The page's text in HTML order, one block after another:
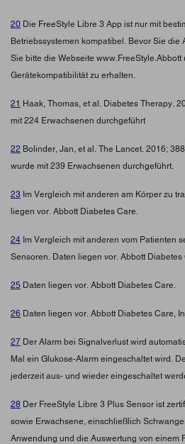
20 Die FreeStyle Libre 3 App ist nur mit
Betriebssystemen kompatibel. Bevor Sie die
Sie bitte die Webseite
Gerätekompatibilität zu erhalten.
21 Haak, Thomas, et al. Diabetes Therapy.
mit 224 Erwachsenen durchgeführt
22 Bolinder, Jan, et al. The Lancet. 2016;
wurde mit 239 Erwachsenen durchgeführt.
23 Im Vergleich mit anderen am Körper zu
liegen vor. Abbott Diabetes Care.
24 Im Vergleich mit anderen vom Patienten
Sensoren. Daten liegen vor. Abbott Diabetes
25 Daten liegen vor. Abbott Diabetes Care.
26 Daten liegen vor. Abbott Diabetes Care,
27 Der Alarm bei Signalverlust wird
Mal ein Glukose-Alarm eingeschaltet wird.
jederzeit aus- und wieder eingeschaltet
28 Der FreeStyle Libre 3 Plus Sensor ist
sowie Erwachsene, einschließlich
Anwendung und die Auswertung von einem